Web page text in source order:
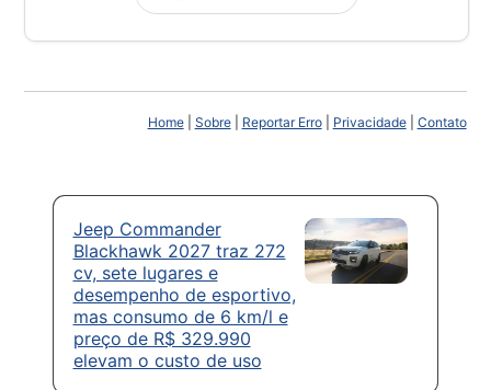
Home| Sobre| Reportar Erro| Privacidade| Contato
Jeep Commander
Blackhawk 2027 traz 272
cv, sete lugares e
desempenho de esportivo,
mas consumo de 6 km/l e
preço de R$ 329.990
elevam o custo de uso